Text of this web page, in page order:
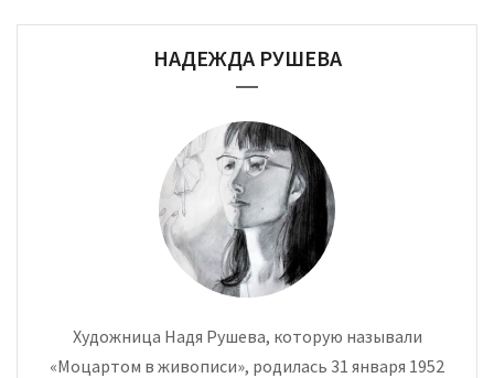
НАДЕЖДА РУШЕВА
Художница Надя Рушева, которую называли
«Моцартом в живописи», родилась 31 января 1952